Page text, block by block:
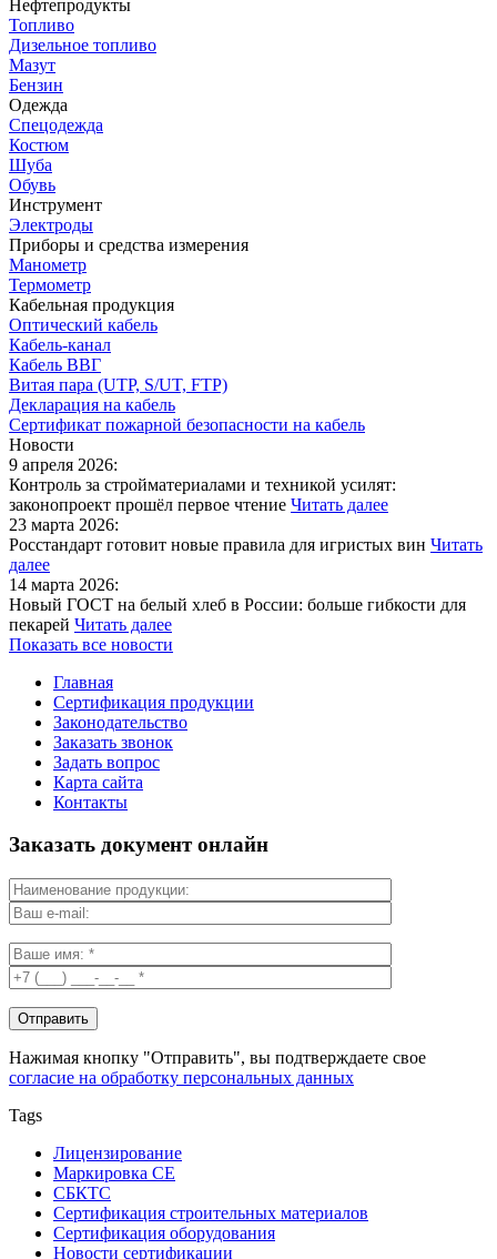
Нефтепродукты
Топливо
Дизельное топливо
Мазут
Бензин
Одежда
Спецодежда
Костюм
Шуба
Обувь
Инструмент
Электроды
Приборы и средства измерения
Манометр
Термометр
Кабельная продукция
Оптический кабель
Кабель-канал
Кабель ВВГ
Витая пара (UTP, S/UT, FTP)
Декларация на кабель
Сертификат пожарной безопасности на кабель
Новости
9 апреля 2026:
Контроль за стройматериалами и техникой усилят:
законопроект прошёл первое чтение Читать далее
23 марта 2026:
Росстандарт готовит новые правила для игристых вин Читать
далее
14 марта 2026:
Новый ГОСТ на белый хлеб в России: больше гибкости для
пекарей Читать далее
Показать все новости
Главная
Сертификация продукции
Законодательство
Заказать звонок
Задать вопрос
Карта сайта
Контакты
Заказать документ онлайн
Нажимая кнопку "Отправить", вы подтверждаете свое
согласие на обработку персональных данных
Tags
Лицензирование
Маркировка СЕ
СБКТС
Сертификация строительных материалов
Сертификация оборудования
Новости сертификации